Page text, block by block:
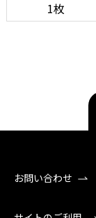
1枚
お問い合わせ